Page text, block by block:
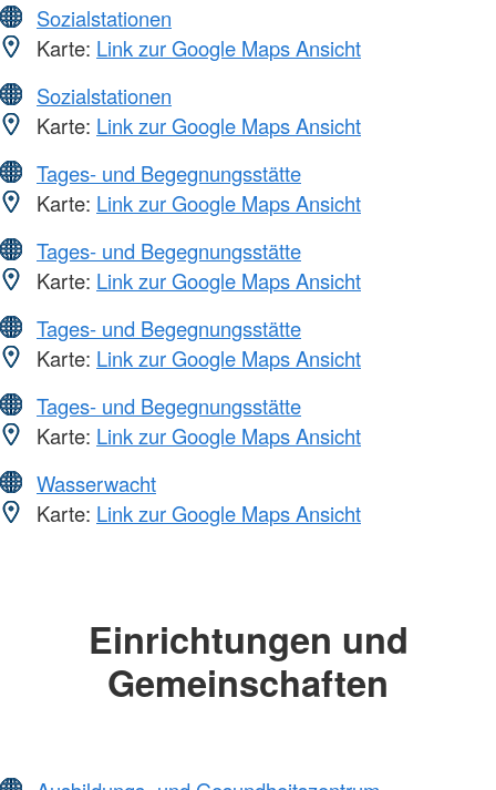
Sozialstationen
Karte: Link zur Google Maps Ansicht
Sozialstationen
Karte: Link zur Google Maps Ansicht
Tages- und Begegnungsstätte
Karte: Link zur Google Maps Ansicht
Tages- und Begegnungsstätte
Karte: Link zur Google Maps Ansicht
Tages- und Begegnungsstätte
Karte: Link zur Google Maps Ansicht
Tages- und Begegnungsstätte
Karte: Link zur Google Maps Ansicht
Wasserwacht
Karte: Link zur Google Maps Ansicht
Einrichtungen und
Gemeinschaften